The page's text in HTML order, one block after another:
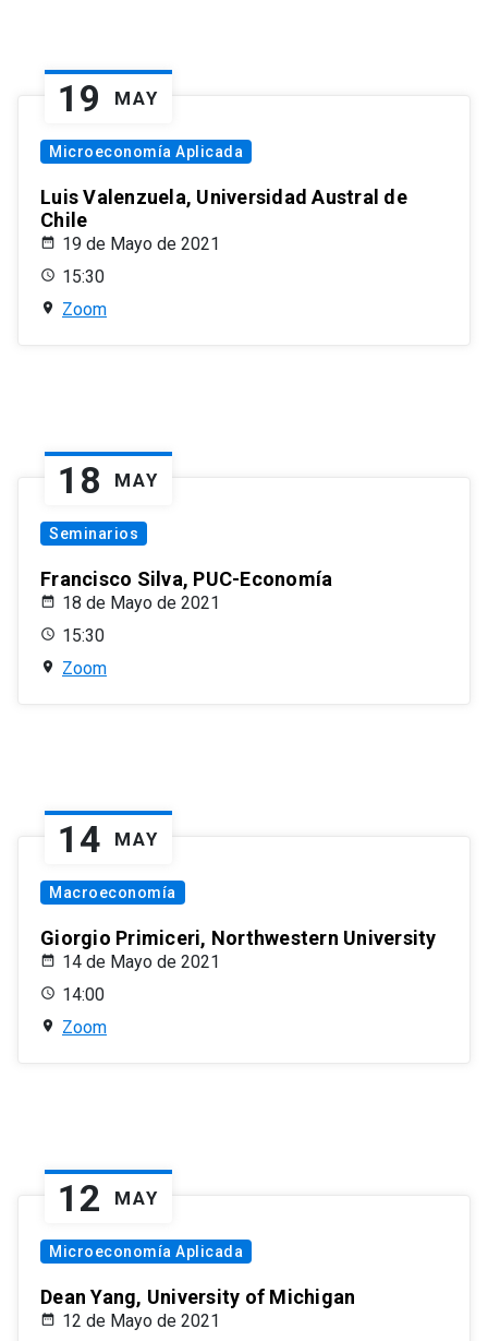
19 MAY
Microeconomía Aplicada
Luis Valenzuela, Universidad Austral de
Chile
19 de Mayo de 2021
15:30
Zoom
18 MAY
Seminarios
Francisco Silva, PUC-Economía
18 de Mayo de 2021
15:30
Zoom
14 MAY
Macroeconomía
Giorgio Primiceri, Northwestern University
14 de Mayo de 2021
14:00
Zoom
12 MAY
Microeconomía Aplicada
Dean Yang, University of Michigan
12 de Mayo de 2021